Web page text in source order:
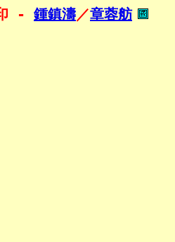
- 鍾鎮濤／章蓉舫